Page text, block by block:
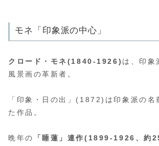
モネ「印象派の中心」
クロード・モネ(1840-1926) は、印象
風景画の革新者。
「印象・日の出」(1872)は印象派の名
た作品。
晩年の 「睡蓮」連作(1899-1926、約